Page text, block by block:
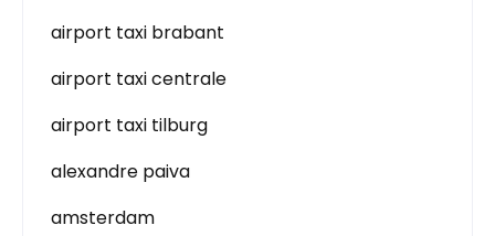
airport taxi brabant
airport taxi centrale
airport taxi tilburg
alexandre paiva
amsterdam